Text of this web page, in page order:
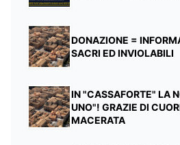
DONAZIONE =
SACRI ED INVIOLABILI
IN "CASSAFORTE" LA
UNO"! GRAZIE DI
MACERATA